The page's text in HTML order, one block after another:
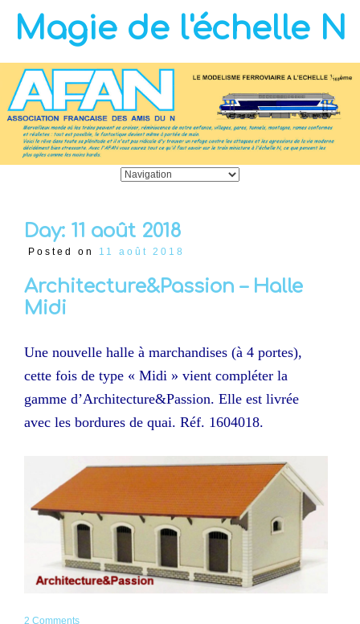
Magie de l'échelle N
Day: 11 août 2018
Posted on 11 août 2018
Architecture&Passion – Halle
Midi
Une nouvelle halle à marchandises (à 4 portes),
cette fois de type « Midi » vient compléter la
gamme d’Architecture&Passion. Elle est livrée
avec les bordures de quai. Réf. 1604018.
2 Comments